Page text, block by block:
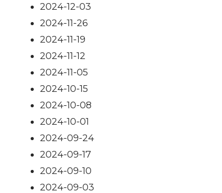
2024-12-03
2024-11-26
2024-11-19
2024-11-12
2024-11-05
2024-10-15
2024-10-08
2024-10-01
2024-09-24
2024-09-17
2024-09-10
2024-09-03